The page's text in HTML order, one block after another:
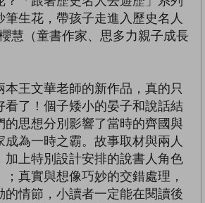
筆生花，帶孩子走進入歷史名人
慧（童書作家、思多力親子成長
王文華老師的新作品，真的只
看了！個子矮小的晏子和說話結
的思想分別影響了當時的齊國與
成為一時之霸。故事取材與兩人
加上特別設計安排的說書人角色
；真實與想像巧妙的交錯處理，
的情節，小讀者一定能在閱讀後